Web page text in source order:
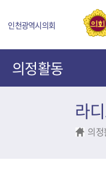
인천광역시의회
의정활동
라
의